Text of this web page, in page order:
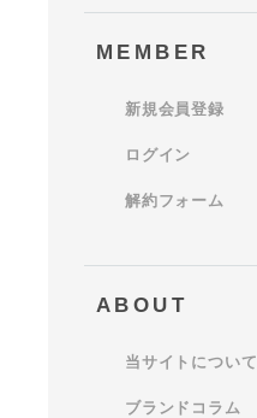
MEMBER
新規会員登録
ログイン
解約フォーム
ABOUT
当サイトについて
ブランドコラム